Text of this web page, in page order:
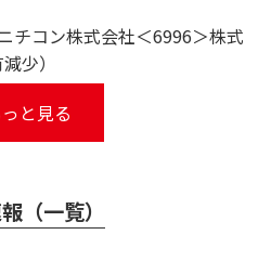
チコン株式会社＜6996＞株式
少）
と見る
（一覧）